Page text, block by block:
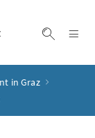
in Graz